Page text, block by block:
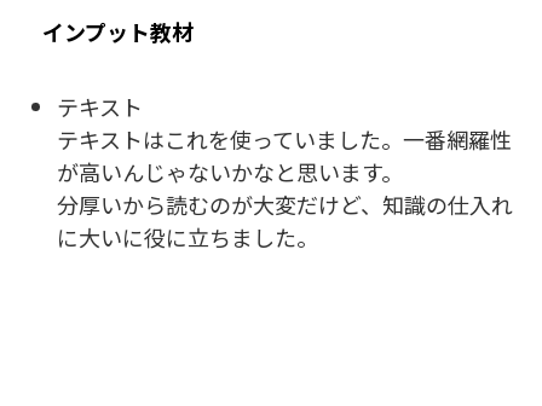
インプット教材
テキスト
テキストはこれを使っていました。一番網羅性
が高いんじゃないかなと思います。
分厚いから読むのが大変だけど、知識の仕入れ
に大いに役に立ちました。